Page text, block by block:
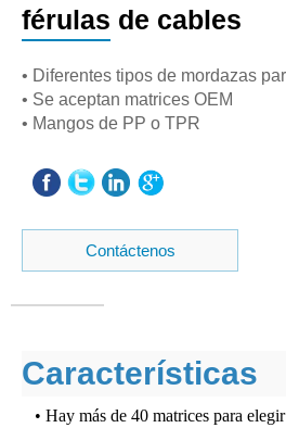
férulas de cables
• Diferentes tipos de mordazas
• Se aceptan matrices OEM
• Mangos de PP o TPR
Contáctenos
Características
• Hay más de 40 matrices para